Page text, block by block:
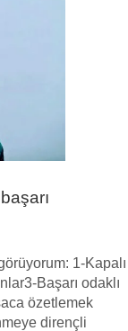
1-Kapalı
Başarı odaklı
özetlemek
dirençli